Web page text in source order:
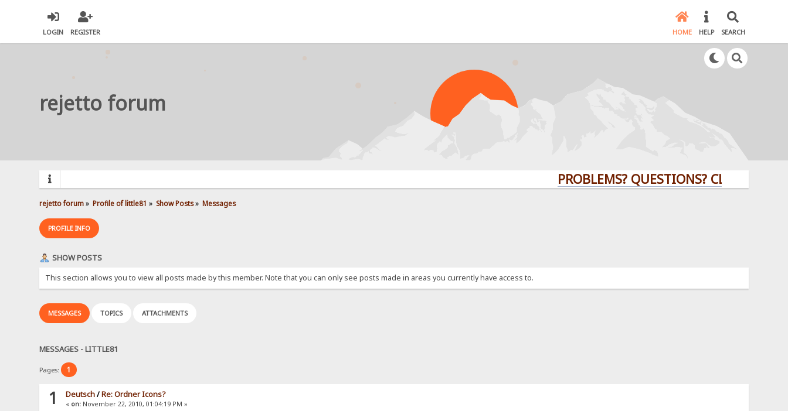
LOGIN REGISTER HOME HELP SEARCH
rejetto forum
PROBLEMS? QUESTIONS? CLICK HERE!
rejetto forum» Profile of little81 » Show Posts» Messages
PROFILE INFO
SHOW POSTS
This section allows you to view all posts made by this member. Note that you can only see posts made in areas you currently have access to.
MESSAGES TOPICS ATTACHMENTS
MESSAGES - LITTLE81
Pages: 1
1 Deutsch/Re: Ordner Icons?
« on: November 22, 2010, 01:04:19 PM »